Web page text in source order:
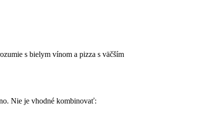
s bielym vínom a pizza s väčším
Nie je vhodné kombinovať: